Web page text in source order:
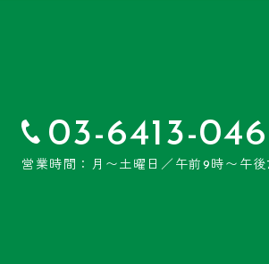
03-6413-
営業時間：月〜土曜日／午前9時〜午